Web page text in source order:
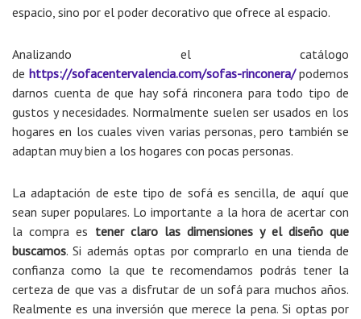
espacio, sino por el poder decorativo que ofrece al espacio.
Analizando el catálogo
de https://sofacentervalencia.com/sofas-rinconera/podemos
darnos cuenta de que hay sofá rinconera para todo tipo de
gustos y necesidades. Normalmente suelen ser usados en los
hogares en los cuales viven varias personas, pero también se
adaptan muy bien a los hogares con pocas personas.
La adaptación de este tipo de sofá es sencilla, de aquí que
sean super populares. Lo importante a la hora de acertar con
la compra es tener claro las dimensiones y el diseño que
buscamos. Si además optas por comprarlo en una tienda de
confianza como la que te recomendamos podrás tener la
certeza de que vas a disfrutar de un sofá para muchos años.
Realmente es una inversión que merece la pena. Si optas por